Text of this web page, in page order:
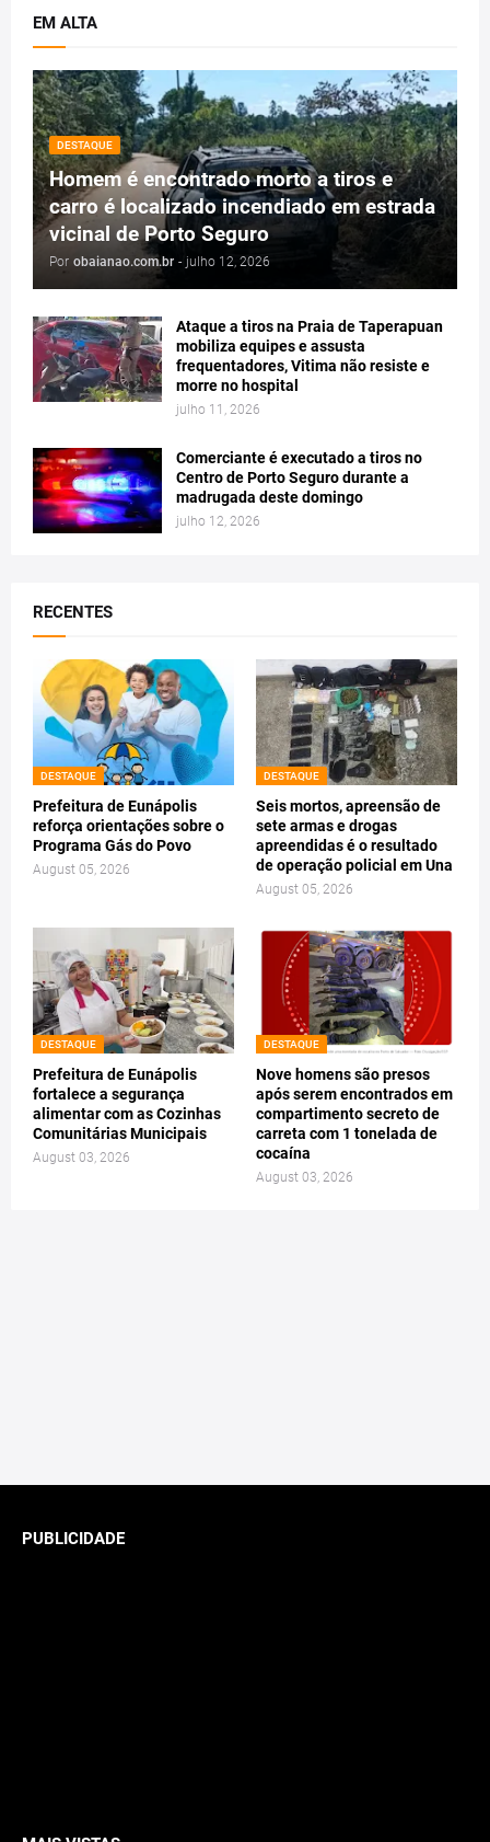
EM ALTA
DESTAQUE
Homem é encontrado morto a tiros e
carro é localizado incendiado em estrada
vicinal de Porto Seguro
Por obaianao.com.br - julho 12, 2026
Ataque a tiros na Praia de Taperapuan
mobiliza equipes e assusta
frequentadores, Vitima não resiste e
morre no hospital
julho 11, 2026
Comerciante é executado a tiros no
Centro de Porto Seguro durante a
madrugada deste domingo
julho 12, 2026
RECENTES
DESTAQUE
Prefeitura de Eunápolis
reforça orientações sobre o
Programa Gás do Povo
August 05, 2026
DESTAQUE
Seis mortos, apreensão de
sete armas e drogas
apreendidas é o resultado
de operação policial em Una
August 05, 2026
DESTAQUE
Prefeitura de Eunápolis
fortalece a segurança
alimentar com as Cozinhas
Comunitárias Municipais
August 03, 2026
DESTAQUE
Nove homens são presos
após serem encontrados em
compartimento secreto de
carreta com 1 tonelada de
cocaína
August 03, 2026
PUBLICIDADE